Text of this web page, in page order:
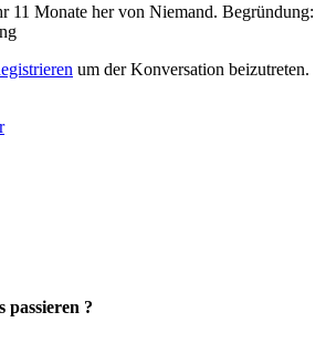
11 Monate her von Niemand. Begründung:
um der Konversation beizutreten.
passieren ?